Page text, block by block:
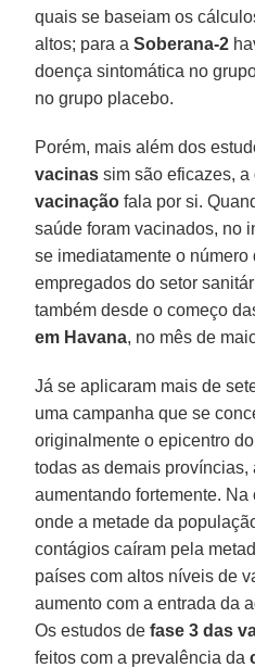
quais se baseiam os
altos; para aSoberana-2
doença sintomática no
no grupo placebo.
Porém, mais além dos
vacinas sim são eficazes, a
vacinação fala por si.
saúde foram vacinados, no
se imediatamente o
empregados do setor
também desde o começo
em Havana, no mês de
Já se aplicaram mais de
uma campanha que se
originalmente o epicentro
todas as demais
aumentando fortemente. Na
onde a metade da
contágios caíram pela
países com altos níveis de
aumento com a entrada da
Os estudos defase 3 das
feitos com a prevalência da